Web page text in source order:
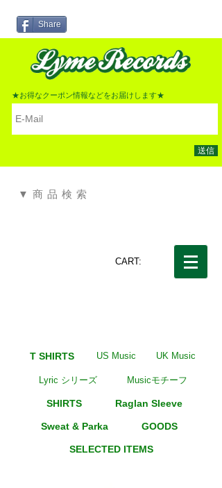
Share
★お得なクーポン情報などをお届けします★
送信
▼商品検索
CART:
T SHIRTS US Music UK Music
Lyric シリーズ
SHIRTS
Sweat & Parka
Musicモチーフ
Raglan Sleeve
GOODS
SELECTED ITEMS